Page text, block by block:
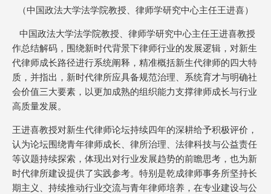
（中国政法大学法学院教授、律师学研究中心主任王进喜）
中国政法大学法学院教授、律师学研究中心主任王进喜教授
作总结解码，围绕新时代背景下律师行业的发展逻辑，对新生
代律师成长路径进行系统阐释，精准概括新生代律师的四大特
质，并指出，新时代律所应具备规范治理、系统育才与明确社
会价值三大要素，以更加成熟的组织能力支撑律师成长与行业
高质量发展。
王进喜教授对新生代律师论坛持续四年的深耕给予积极评价，
认为论坛围绕青年律师成长、律所治理、法律科技与公益责任
等议题持续探索，体现出对行业发展趋势的前瞻思考，也为新
时代律所建设提供了实践参考。特别是乾成律师事务所坚持长
期主义、持续推动行业交流与青年律师培养，在专业建设与公